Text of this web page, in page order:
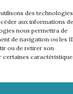
des technologies
aux informations
nous permettra de
de navigation ou les
ou de retirer son
certaines